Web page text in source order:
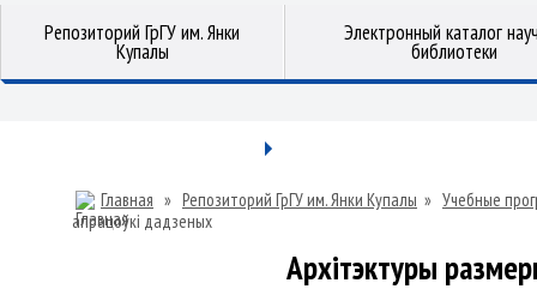
Репозиторий ГрГУ им. Янки
Купалы
Электронный каталог
библиотеки
Главная » Репозиторий ГрГУ им. Янки Купалы » Учебные
апрацоўкі дадзеных
Архітэктуры